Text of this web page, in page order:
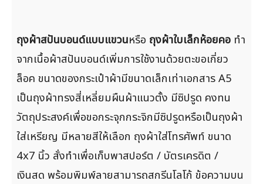
ถุงผ้าสปันบอนด์แบบแขวนหรือ ถุงผ้าใบเล็กห้อยคอ ทำ
จากเนื้อผ้าสปันบอนด์เพิ่มการใช้งานด้วยตะขอเกี่ยว
ล็อค ขนาดของกระเป๋าผ้ามีขนาดเล็กเท่าเอกสาร A5
เป็นถุงผ้าทรงสี่เหลี่ยมผืนผ้าแนวตั้ง มีซิปรูด คงทน
วัตถุประสงค์เพื่อขอกระจุกกระจิกมีซิปรูดหรือเป็นถุงผ้า
ใส่เหรียญ มีหลายสีให้เลือก ถุงผ้าใส่โทรศัพท์ ขนาด
4x7 นิ้ว สั่งทำเพื่อเก็บพาสปอร์ต / บัตรเครดิต /
เงินสด พร้อมพิมพ์ลายสามารถสกรีนโลโก้ ข้อความบน